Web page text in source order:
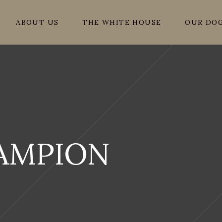
ABOUT US THE WHITE HOUSE OUR